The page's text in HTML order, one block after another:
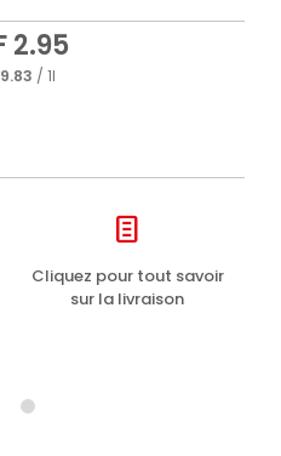
2.95
/ 1l
Cliquez pour tout savoir
sur la livraison